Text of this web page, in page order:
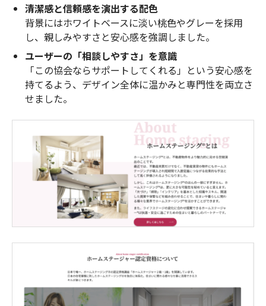
清潔感と信頼感を演出する配色
背景にはホワイトベースに淡い桃色やグレーを採用
し、親しみやすさと安心感を強調しました。
ユーザーの「相談しやすさ」を意識
「この協会ならサポートしてくれる」という安心感を
持てるよう、デザイン全体に温かみと専門性を両立さ
せました。